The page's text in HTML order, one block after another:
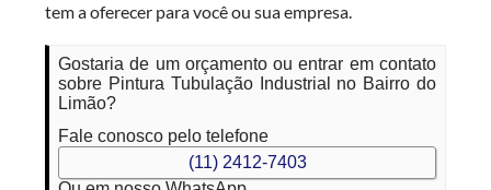
tem a oferecer para você ou sua empresa.
Gostaria de um orçamento ou entrar em contato
sobre Pintura Tubulação Industrial no Bairro do
Limão?
Fale conosco pelo telefone
(11) 2412-7403